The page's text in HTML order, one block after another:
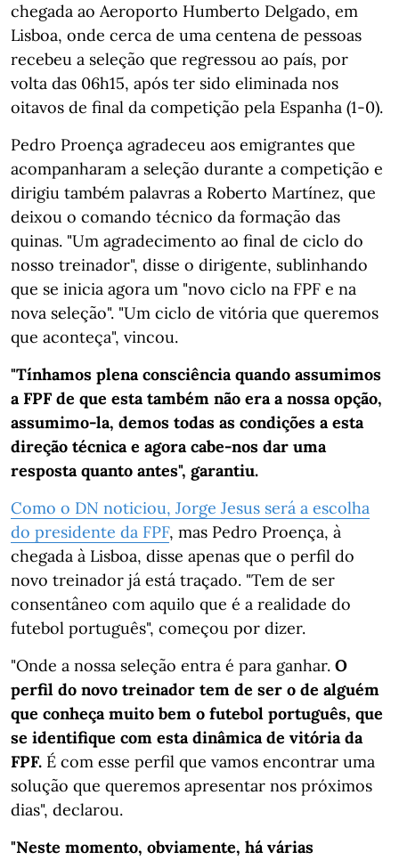
chegada ao Aeroporto Humberto Delgado, em
Lisboa, onde cerca de uma centena de pessoas
recebeu a seleção que regressou ao país, por
volta das 06h15, após ter sido eliminada nos
oitavos de final da competição pela Espanha (1-0).
Pedro Proença agradeceu aos emigrantes que
acompanharam a seleção durante a competição e
dirigiu também palavras a Roberto Martínez, que
deixou o comando técnico da formação das
quinas. "Um agradecimento ao final de ciclo do
nosso treinador", disse o dirigente, sublinhando
que se inicia agora um "novo ciclo na FPF e na
nova seleção". "Um ciclo de vitória que queremos
que aconteça", vincou.
"Tínhamos plena consciência quando assumimos
a FPF de que esta também não era a nossa opção,
assumimo-la, demos todas as condições a esta
direção técnica e agora cabe-nos dar uma
resposta quanto antes", garantiu.
Como o DN noticiou, Jorge Jesus será a escolha
do presidente da FPF, mas Pedro Proença, à
chegada à Lisboa, disse apenas que o perfil do
novo treinador já está traçado. "Tem de ser
consentâneo com aquilo que é a realidade do
futebol português", começou por dizer.
"Onde a nossa seleção entra é para ganhar. O
perfil do novo treinador tem de ser o de alguém
que conheça muito bem o futebol português, que
se identifique com esta dinâmica de vitória da
FPF. É com esse perfil que vamos encontrar uma
solução que queremos apresentar nos próximos
dias", declarou.
"Neste momento, obviamente, há várias